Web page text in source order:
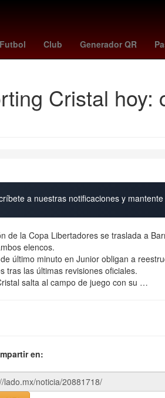
Futbol Club Generador QR
clima puerto peñasco Osiel Cárdenas
Cristal
a nuestras notificaciones y
de la Copa Libertadores se traslada a
elencos.
último minuto en Junior obligan a
tras las últimas revisiones oficiales.
salta al campo de juego con su …
en: